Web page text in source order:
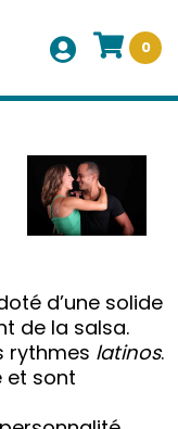
0
d’une solide
de la salsa.
rythmes latinos.
et sont